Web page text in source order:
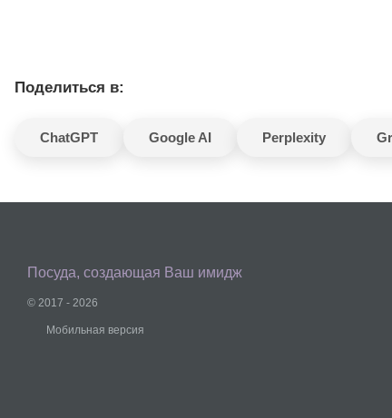
Поделиться в:
ChatGPT Google AI Perplexity
Посуда, создающая Ваш имидж
© 2017 - 2026
Мобильная версия